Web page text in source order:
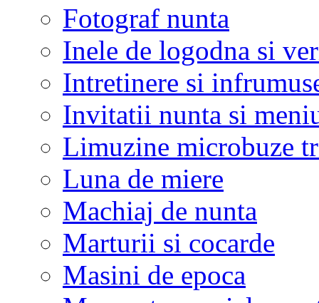
Fotograf nunta
Inele de logodna si
Intretinere si
Invitatii nunta si
Limuzine microbuze
Luna de miere
Machiaj de nunta
Marturii si cocarde
Masini de epoca